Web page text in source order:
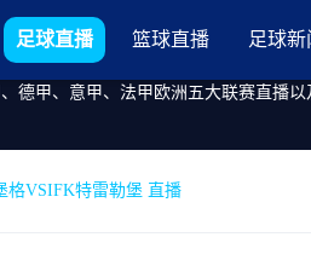
足球直播 篮球直播 足球新
德甲、意甲、法甲欧洲五大联赛直播
格VSIFK特雷勒堡 直播